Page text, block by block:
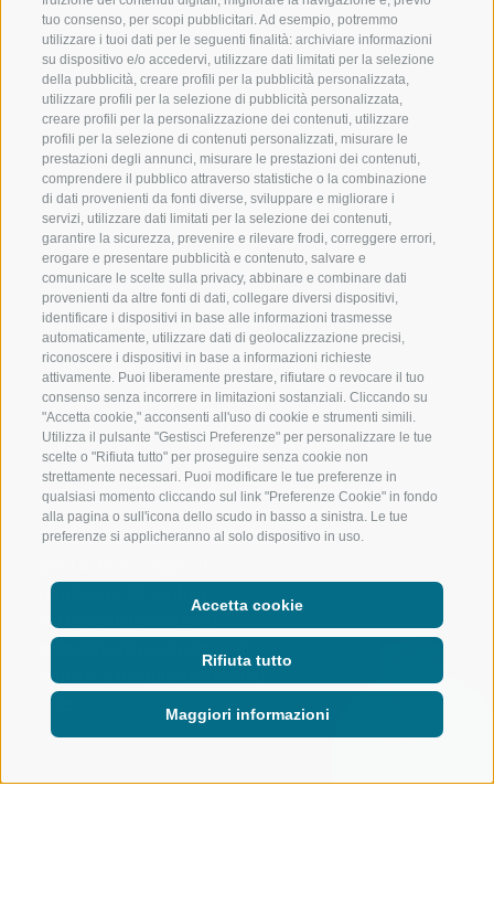
tuo consenso, per scopi pubblicitari. Ad esempio, potremmo
utilizzare i tuoi dati per le seguenti finalità: archiviare informazioni
su dispositivo e/o accedervi, utilizzare dati limitati per la selezione
della pubblicità, creare profili per la pubblicità personalizzata,
utilizzare profili per la selezione di pubblicità personalizzata,
creare profili per la personalizzazione dei contenuti, utilizzare
profili per la selezione di contenuti personalizzati, misurare le
prestazioni degli annunci, misurare le prestazioni dei contenuti,
comprendere il pubblico attraverso statistiche o la combinazione
di dati provenienti da fonti diverse, sviluppare e migliorare i
servizi, utilizzare dati limitati per la selezione dei contenuti,
garantire la sicurezza, prevenire e rilevare frodi, correggere errori,
erogare e presentare pubblicità e contenuto, salvare e
comunicare le scelte sulla privacy, abbinare e combinare dati
provenienti da altre fonti di dati, collegare diversi dispositivi,
identificare i dispositivi in base alle informazioni trasmesse
automaticamente, utilizzare dati di geolocalizzazione precisi,
riconoscere i dispositivi in base a informazioni richieste
attivamente. Puoi liberamente prestare, rifiutare o revocare il tuo
consenso senza incorrere in limitazioni sostanziali. Cliccando su
"Accetta cookie," acconsenti all'uso di cookie e strumenti simili.
Utilizza il pulsante "Gestisci Preferenze" per personalizzare le tue
scelte o "Rifiuta tutto" per proseguire senza cookie non
strettamente necessari. Puoi modificare le tue preferenze in
qualsiasi momento cliccando sul link "Preferenze Cookie" in fondo
alla pagina o sull'icona dello scudo in basso a sinistra. Le tue
preferenze si applicheranno al solo dispositivo in uso.
Accetta cookie
Rifiuta tutto
Maggiori informazioni
Di neve e cristalli di ghiaccio, di
montagna. Di sentieri
escursionistici innevati
preparati alla perfezione, di
praterie e malghe baciate dal
sole.
ONLINE